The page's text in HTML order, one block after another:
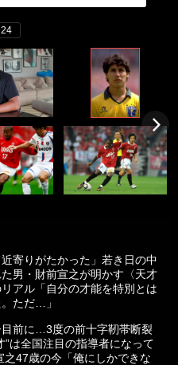
近寄りがたかった」若き日の中
男・財前宣之が明かす〈天才
アル「自分の才能を特別とは
ただ…」
目前に…3度の前十字靭帯断裂
”は全国注目の指導者になって
之47歳の今「俺にしかできな